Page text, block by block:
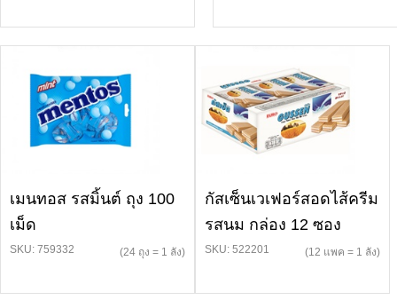
เมนทอส รสมิ้นต์ ถุง 100
เม็ด
SKU: 759332 (24 ถุง = 1 ลัง)
กัสเซ็นเวเฟอร์สอดไส้ครีม
รสนม กล่อง 12 ซอง
SKU: 522201 (12 แพค = 1 ลัง)